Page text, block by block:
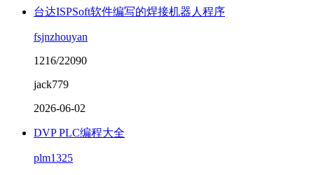
台达ISPSoft软件编写的焊接机器人程序
fsjnzhouyan
1216/22090
jack779
2026-06-02
DVP PLC编程大全
plm1325